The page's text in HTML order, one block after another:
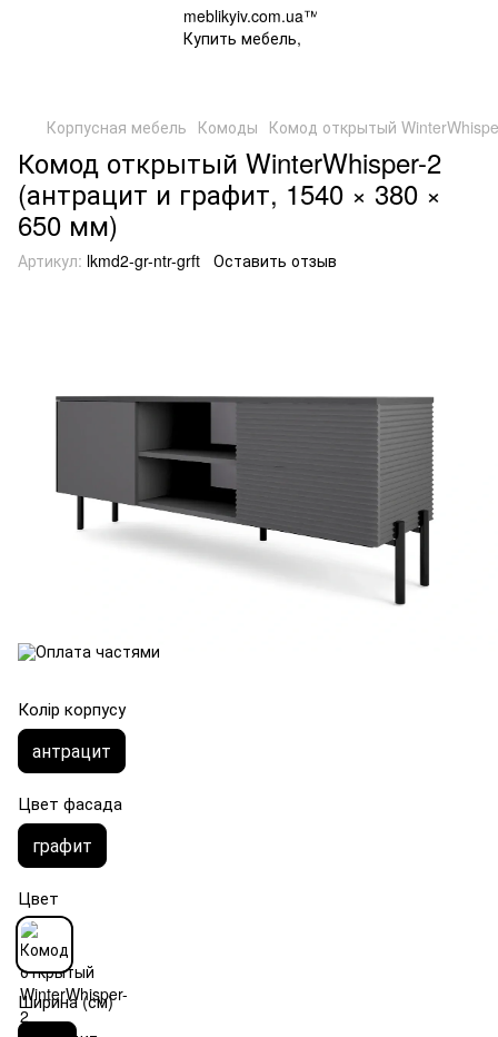
Корпусная мебель Комоды Комод открытый
Комод открытый WinterWhisper-2
(антрацит и графит, 1540 × 380 ×
650 мм)
Артикул: lkmd2-gr-ntr-grft Оставить отзыв
Колір корпусу
антрацит
Цвет фасада
графит
Цвет
Ширина (см)